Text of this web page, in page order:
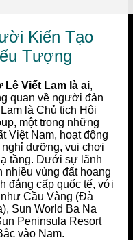
Kiến Tạo
Tượng
Lê Viết Lam là ai,
quan về người đàn
là Chủ tịch Hội
một trong những
Việt Nam, hoạt động
dưỡng, vui chơi
tầng. Dưới sự lãnh
nhiều vùng đất hoang
đẳng cấp quốc tế, với
Cầu Vàng (Đà
Sun World Ba Na
Peninsula Resort
vào Nam.